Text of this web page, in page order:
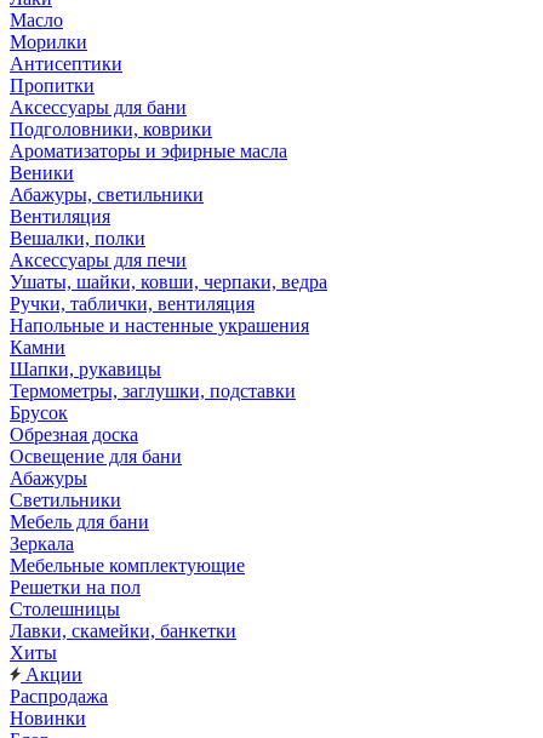
Масло
Морилки
Антисептики
Пропитки
Аксессуары для бани
Подголовники, коврики
Ароматизаторы и эфирные масла
Веники
Абажуры, светильники
Вентиляция
Вешалки, полки
Аксессуары для печи
Ушаты, шайки, ковши, черпаки, ведра
Ручки, таблички, вентиляция
Напольные и настенные украшения
Камни
Шапки, рукавицы
Термометры, заглушки, подставки
Брусок
Обрезная доска
Освещение для бани
Абажуры
Светильники
Мебель для бани
Зеркала
Мебельные комплектующие
Решетки на пол
Столешницы
Лавки, скамейки, банкетки
Хиты
Акции
Распродажа
Новинки